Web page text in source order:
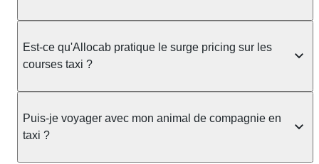
ou nombreux, précisez-le dans le champ "Message
au chauffeur" lors de la réservation. Le prix n'est
pas impacté par le nombre de bagages.
prendre en charge directement dans la rue, à une
station ou sur réservation, avec un tarif au
réservation et propose un prix fixe annoncé à
l'avance. Chez Allocab, réservez facilement votre
taxi.
Est-ce qu'Allocab pratique le surge pricing sur les
courses taxi ?
réglementation préfectorale et suit un barème
officiel : il protège des hausses liées à la demande.
Puis-je voyager avec mon animal de compagnie en
taxi ?